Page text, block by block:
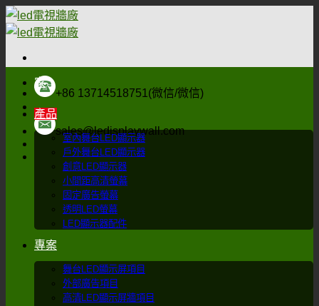
跳
到
容
+86 13714518751(微信/微信)
sales@ledisplaywall.com
家
產品
室內舞台LED顯示器
戶外舞台LED顯示器
創意LED顯示器
小間距高清螢幕
固定廣告螢幕
透明LED螢幕
LED顯示器配件
專案
舞台LED顯示屏項目
外部廣告項目
高清LED顯示屏牆項目